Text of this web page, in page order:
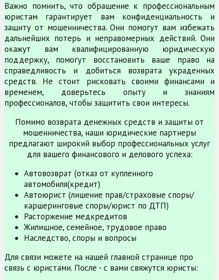
Важно помнить, что обращение к профессиональным
юристам гарантирует вам конфиденциальность и
защиту от мошенничества. Они помогут вам избежать
дальнейших потерь и неправомерных действий. Они
окажут вам квалифицированную юридическую
поддержку, помогут восстановить ваше право на
справедливость и добиться возврата украденных
средств. Не стоит рисковать своими финансами и
временем, доверьтесь опыту и знаниям
профессионалов, чтобы защитить свои интересы.
Помимо возврата денежных средств и защиты от
мошенничества, наши юридические партнеры
предлагают широкий выбор профессиональных услуг
для вашего финансового и делового успеха:
Автовозврат (отказ от купленного
автомобиля(кредит)
Автоюрист (лишение прав/страховые споры/
каршеринговые споры/юрист по ДТП)
Расторжение медкредитов
Жилищное, семейное, трудовое право
Наследство, споры и вопросы
Для связи можете на нашей главной странице про
связь с юристами. После - с вами свяжутся юристы: